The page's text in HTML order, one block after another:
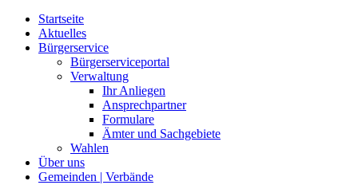
Startseite
Aktuelles
Bürgerservice
Bürgerserviceportal
Verwaltung
Ihr Anliegen
Ansprechpartner
Formulare
Ämter und Sachgebiete
Wahlen
Über uns
Gemeinden | Verbände